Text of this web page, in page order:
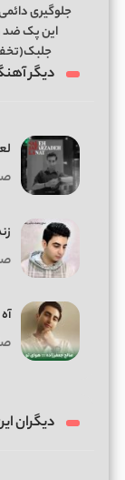
جلوگیری
این پک
دیگر
دیگران